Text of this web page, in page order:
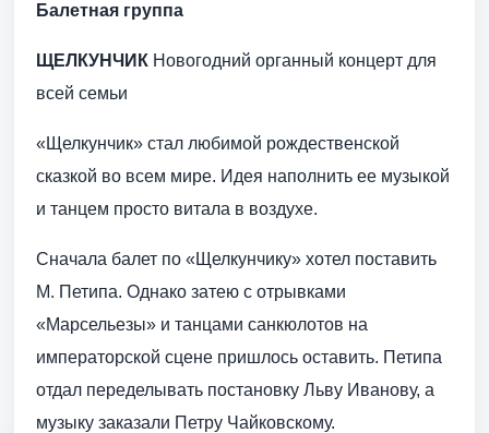
Балетная группа
ЩЕЛКУНЧИК Новогодний органный концерт для
всей семьи
«Щелкунчик» стал любимой рождественской
сказкой во всем мире. Идея наполнить ее музыкой
и танцем просто витала в воздухе.
Сначала балет по «Щелкунчику» хотел поставить
М. Петипа. Однако затею с отрывками
«Марсельезы» и танцами санкюлотов на
императорской сцене пришлось оставить. Петипа
отдал переделывать постановку Льву Иванову, а
музыку заказали Петру Чайковскому.